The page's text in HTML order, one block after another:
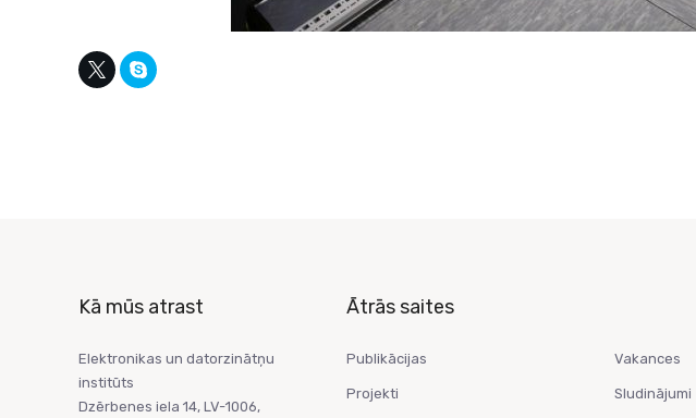
Kā mūs atrast
Elektronikas un datorzinātņu
institūts
Dzērbenes iela 14, LV-1006,
Ātrās saites
Publikācijas
Projekti
Vakances
Sludinājumi